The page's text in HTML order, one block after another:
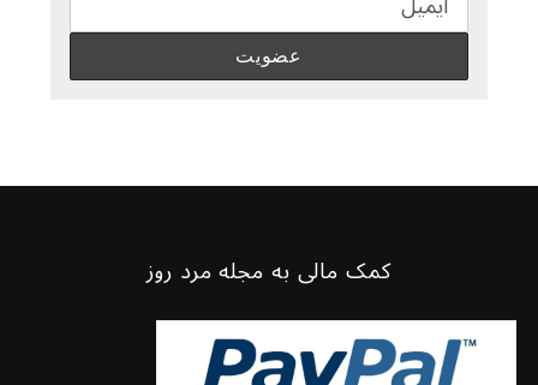
کمک مالی به مجله مرد روز